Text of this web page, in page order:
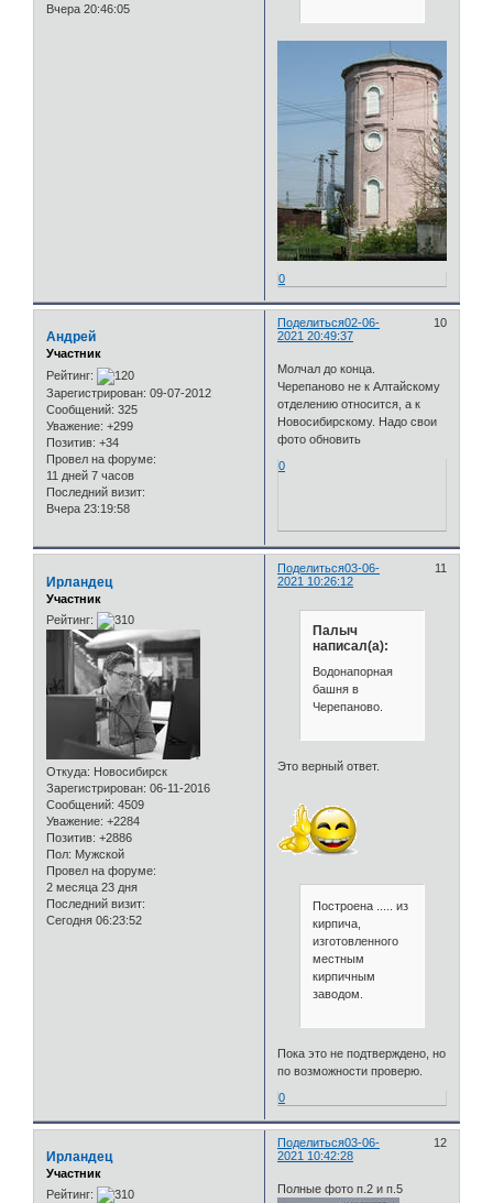
Вчера 20:46:05
0
Поделиться 10
02-06-
2021 20:49:37
Андрей
Участник
Рейтинг:
Зарегистрирован: 09-07-2012
Сообщений: 325
Уважение: +299
Позитив: +34
Провел на форуме:
11 дней 7 часов
Последний визит:
Вчера 23:19:58
Молчал до конца.
Черепаново не к Алтайскому
отделению относится, а к
Новосибирскому. Надо свои
фото обновить
0
Поделиться 11
03-06-
2021 10:26:12
Ирландец
Участник
Рейтинг:
Откуда: Новосибирск
Зарегистрирован: 06-11-2016
Сообщений: 4509
Уважение: +2284
Позитив: +2886
Пол: Мужской
Провел на форуме:
2 месяца 23 дня
Последний визит:
Сегодня 06:23:52
Палыч
написал(а):
Водонапорная
башня в
Черепаново.
Это верный ответ.
Построена ..... из
кирпича,
изготовленного
местным
кирпичным
заводом.
Пока это не подтверждено, но
по возможности проверю.
0
Поделиться 12
03-06-
2021 10:42:28
Ирландец
Участник
Рейтинг:
Полные фото п.2 и п.5